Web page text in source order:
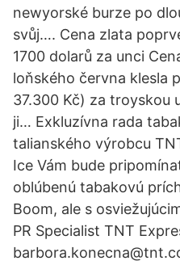
newyorské burze po
svůj…. Cena zlata
1700 dolarů za unci
loňského června klesla
37.300 Kč) za troyskou
ji… Exkluzívna rada
talianského výrobcu
Ice Vám bude
oblúbenú tabakovú
Boom, ale s
PR Specialist TNT